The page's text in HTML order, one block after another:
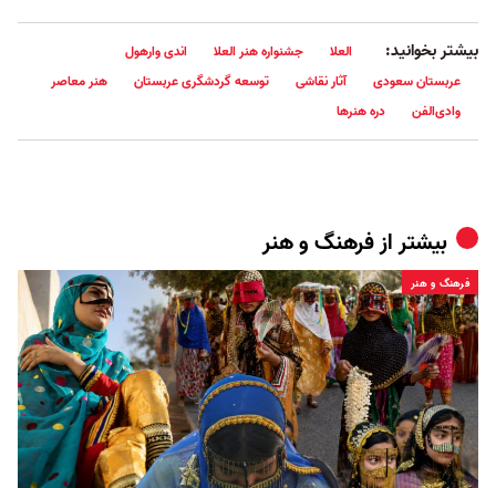
بیشتر بخوانید: العلا جشنواره هنر العلا
اندی وارهول
عربستان سعودی
آثار نقاشی توسعه گردشگری عربستان
هنر معاصر
وادی‌الفن
دره هنرها
بیشتر ازفرهنگ و هنر
فرهنگ و هنر